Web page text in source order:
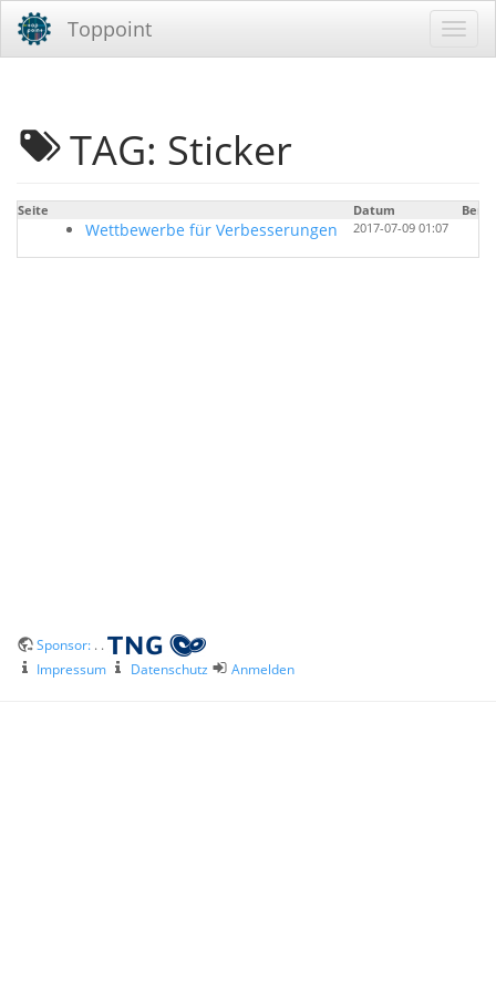
Toppoint
TAG: Sticker
Seite Datum
Wettbewerbe für Verbesserungen 2017-07-09 01:07
Sponsor: . .
Impressum
Datenschutz Anmelden